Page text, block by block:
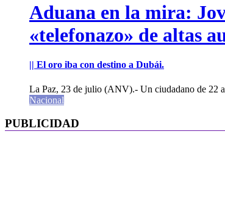
Aduana en la mira:
«telefonazo» de altas
|| El oro iba con destino a Dubái.
La Paz, 23 de julio (ANV).- Un ciudadano de 22
Nacional
PUBLICIDAD